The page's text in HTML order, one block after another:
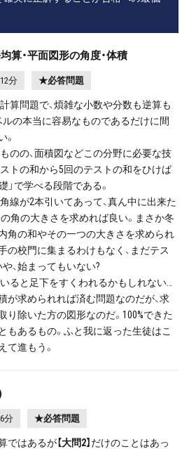
均算・平面図形の角度・体積
12分 ★必答問題
算問題で、煩雑な小数や分数も逆算も
ルの本当に容易なものであるだけに間
。
のの、面積図などこの分野に必要な技
トの和から5回のテストの和をひけば
」で学べる段階である。
線が2本引いてあって、真ん中に出来た
角の大きさを求めれば良い。まさか冬
角の和やその一つの大きさを求められ
の校門に集まるわけもなく、まだテス
、始まってもいない?
ると足下をすくわれるかもしれない…
が求められれば済む問題なのだが、求
り除いた方の図形なのだ。100%できた
もあるもの。ふと我に返った生徒はこ
て進もう。
6分 ★必答問題
ではあるが 【大問2】 だけのことはあっ